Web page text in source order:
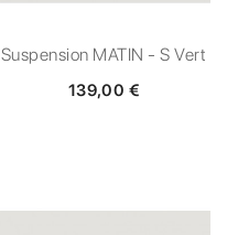
Suspension MATIN - S Vert
139,00 €